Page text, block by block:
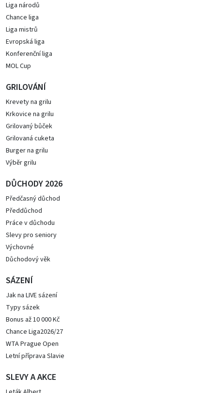
Liga národů
Chance liga
Liga mistrů
Evropská liga
Konferenční liga
MOL Cup
GRILOVÁNÍ
Krevety na grilu
Krkovice na grilu
Grilovaný bůček
Grilovaná cuketa
Burger na grilu
Výběr grilu
DŮCHODY 2026
Předčasný důchod
Předdůchod
Práce v důchodu
Slevy pro seniory
Výchovné
Důchodový věk
SÁZENÍ
Jak na LIVE sázení
Typy sázek
Bonus až 10 000 Kč
Chance Liga2026/27
WTA Prague Open
Letní příprava Slavie
SLEVY A AKCE